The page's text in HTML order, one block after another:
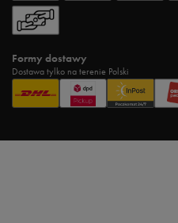
Formy dostawy
Dostawa tylko na terenie Polski